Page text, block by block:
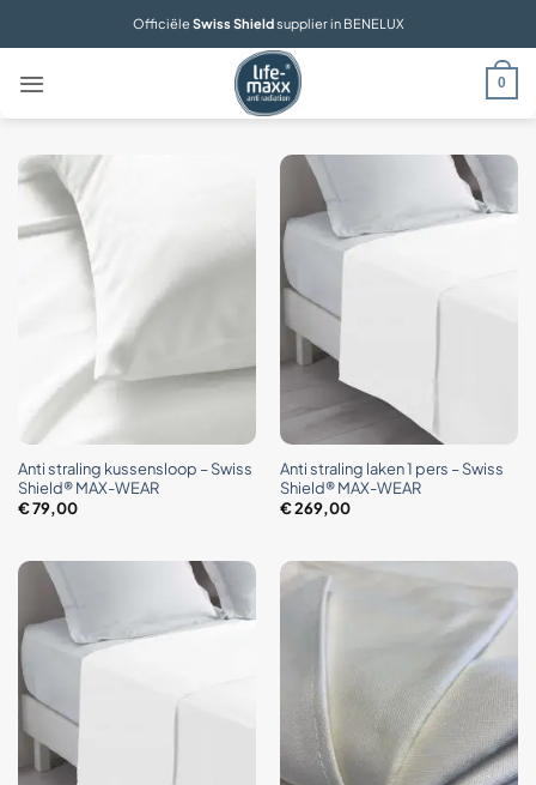
Officiële Swiss Shieldsupplier in BENELUX
0
Anti straling kussensloop – Swiss
Shield® MAX-WEAR
€79,00
Anti straling laken 1 pers – Swiss
Shield® MAX-WEAR
€269,00